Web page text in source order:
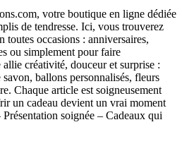
votre boutique en ligne dédiée
de tendresse. Ici, vous trouverez
toutes occasions : anniversaires,
ou simplement pour faire
créativité, douceur et surprise :
ballons personnalisés, fleurs
Chaque article est soigneusement
un cadeau devient un vrai moment
soignée – Cadeaux qui